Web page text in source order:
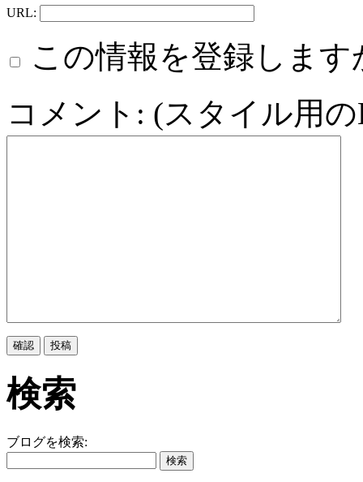
URL:
この情報を登録します
コメント: (スタイル用
検索
ブログを検索: